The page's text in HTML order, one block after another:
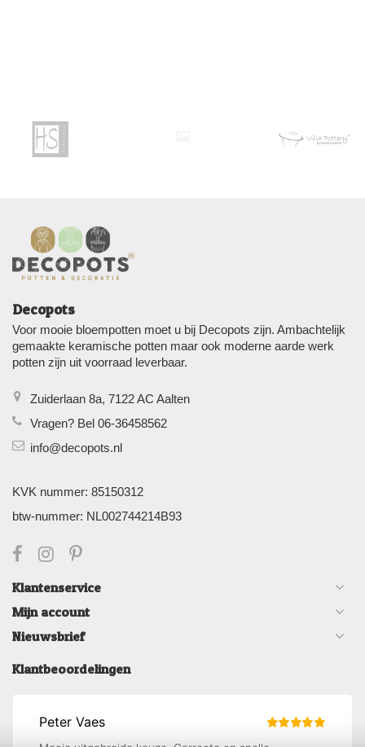
Decopots
Voor mooie bloempotten moet u bij Decopots zijn. Ambachtelijk
gemaakte keramische potten maar ook moderne aarde werk
potten zijn uit voorraad leverbaar.
Zuiderlaan 8a, 7122 AC Aalten
Vragen? Bel 06-36458562
info@decopots.nl
KVK nummer: 85150312
btw-nummer: NL002744214B93
Klantenservice
Mijn account
Nieuwsbrief
Klantbeoordelingen